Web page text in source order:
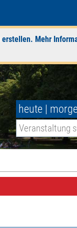
Mehr
heute |